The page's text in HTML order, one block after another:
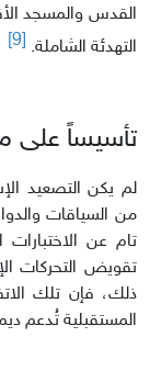
القدس والمسجد
التهدئة الشاملة.
تأسيساً على
لم يكن التصعيد
من السياقات
تام عن
تقويض التحركات
ذلك، فإن تلك
المستقبلية تُدعم